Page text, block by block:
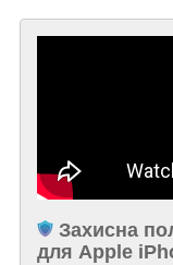
Захисна
для Apple